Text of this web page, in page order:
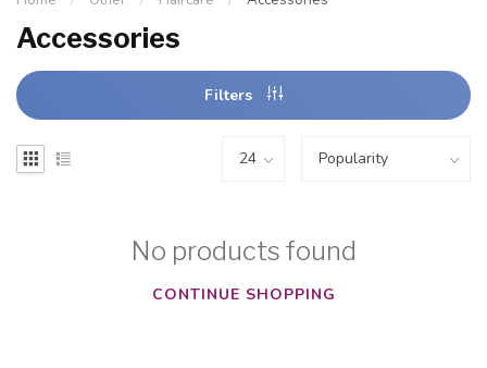
Accessories
Filters
No products found
CONTINUE SHOPPING